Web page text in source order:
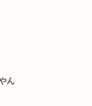
ん